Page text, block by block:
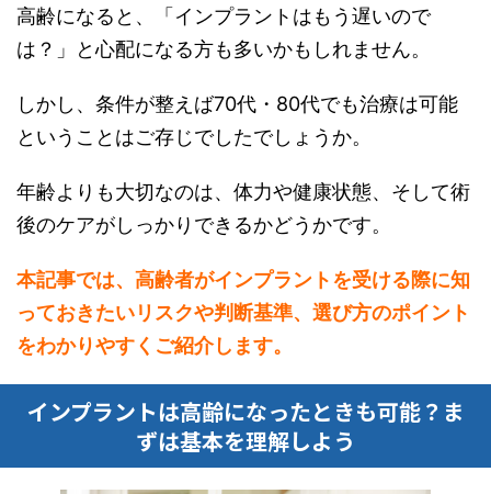
高齢になると、「インプラントはもう遅いので
は？」と心配になる方も多いかもしれません。
しかし、条件が整えば70代・80代でも治療は可能
ということはご存じでしたでしょうか。
年齢よりも大切なのは、体力や健康状態、そして術
後のケアがしっかりできるかどうかです。
本記事では、高齢者がインプラントを受ける際に知
っておきたいリスクや判断基準、選び方のポイント
をわかりやすくご紹介します。
インプラントは高齢になったときも可能？ま
ずは基本を理解しよう